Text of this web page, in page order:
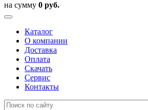
на сумму 0 руб.
Каталог
О компании
Доставка
Оплата
Скачать
Сервис
Контакты